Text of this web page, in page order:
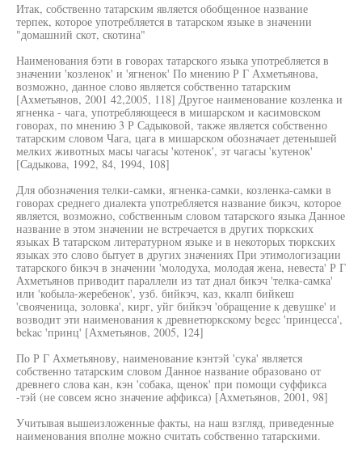
Итак, собственно татарским является обобщенное название
терпек, которое употребляется в татарском языке в значении
"домашний скот, скотина"
Наименования бэти в говорах татарского языка употребляется в
значении 'козленок' и 'ягненок' По мнению Р Г Ахметьянова,
возможно, данное слово является собственно татарским
[Ахметьянов, 2001 42,2005, 118] Другое наименование козленка и
ягненка - чага, употребляющееся в мишарском и касимовском
говорах, по мнению 3 Р Садыковой, также является собственно
татарским словом Чага, цага в мишарском обозначает детенышей
мелких животных масы чагасы 'котенок', эт чагасы 'кутенок'
[Садыкова, 1992, 84, 1994, 108]
Для обозначения телки-самки, ягненка-самки, козленка-самки в
говорах среднего диалекта употребляется название бикэч, которое
является, возможно, собственным словом татарского языка Данное
название в этом значении не встречается в других тюркских
языках В татарском литературном языке и в некоторых тюркских
языках это слово бытует в других значениях При этимологизации
татарского бикэч в значении 'молодуха, молодая жена, невеста' Р Г
Ахметьянов приводит параллели из тат диал бикэч 'телка-самка'
или 'кобыла-жеребенок', узб. бийкэч, каз, ккалп бийкеш
'свояченица, золовка', кирг, уйг бийкэч 'обращение к девушке' и
возводит эти наименования к древнетюркскому begec 'принцесса',
bekac 'принц' [Ахметьянов, 2005, 124]
По Р Г Ахметьянову, наименование кэнтэй 'сука' является
собственно татарским словом Данное название образовано от
древнего слова кан, кэн 'собака, щенок' при помощи суффикса
-тэй (не совсем ясно значение аффикса) [Ахметьянов, 2001, 98]
Учитывая вышеизложенные факты, на наш взгляд, приведенные
наименования вполне можно считать собственно татарскими.